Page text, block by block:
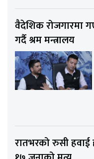
वैदेशिक रोजगारमा
गर्दै श्रम मन्त्रालय
रातभरको रुसी हवाई